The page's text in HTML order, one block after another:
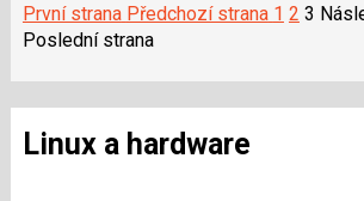
První strana Předchozí strana 1 2 3
Poslední strana
Linux a hardware